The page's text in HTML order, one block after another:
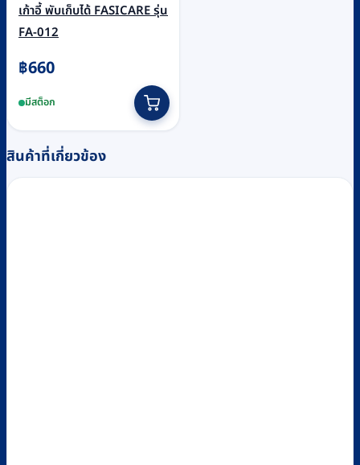
เก้าอี้ พับเก็บได้ FASICARE รุ่น
FA-012
฿660
มีสต็อก
สินค้าที่เกี่ยวข้อง